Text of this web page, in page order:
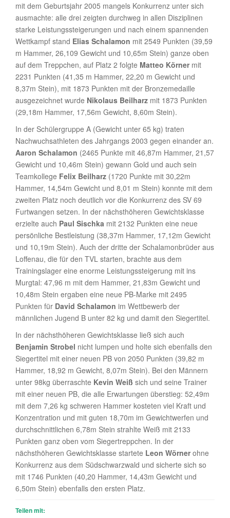
mit dem Geburtsjahr 2005 mangels Konkurrenz unter sich
ausmachte: alle drei zeigten durchweg in allen Disziplinen
starke Leistungssteigerungen und nach einem spannenden
Wettkampf stand Elias Schalamon mit 2549 Punkten (39,59
m Hammer, 26,109 Gewicht und 10,65m Stein) ganze oben
auf dem Treppchen, auf Platz 2 folgte Matteo Körnermit
2231 Punkten (41,35 m Hammer, 22,20 m Gewicht und
8,37m Stein), mit 1873 Punkten mit der Bronzemedaille
ausgezeichnet wurde Nikolaus Beilharz mit 1873 Punkten
(29,18m Hammer, 17,56m Gewicht, 8,60m Stein).
In der Schülergruppe A (Gewicht unter 65 kg) traten
Nachwuchsathleten des Jahrgangs 2003 gegen einander an.
Aaron Schalamon (2465 Punkte mit 46,87m Hammer, 21,57
Gewicht und 10,46m Stein) gewann Gold und auch sein
Teamkollege Felix Beilharz (1720 Punkte mit 30,22m
Hammer, 14,54m Gewicht und 8,01 m Stein) konnte mit dem
zweiten Platz noch deutlich vor die Konkurrenz des SV 69
Furtwangen setzen. In der nächsthöheren Gewichtsklasse
erzielte auch Paul Sischka mit 2132 Punkten eine neue
persönliche Bestleistung (38,37m Hammer, 17,12m Gewicht
und 10,19m Stein). Auch der dritte der Schalamonbrüder aus
Loffenau, die für den TVL starten, brachte aus dem
Trainingslager eine enorme Leistungssteigerung mit ins
Murgtal: 47,96 m mit dem Hammer, 21,83m Gewicht und
10,48m Stein ergaben eine neue PB-Marke mit 2495
Punkten für David Schalamon im Wettbewerb der
männlichen Jugend B unter 82 kg und damit den Siegertitel.
In der nächsthöheren Gewichtsklasse ließ sich auch
Benjamin Strobel nicht lumpen und holte sich ebenfalls den
Siegertitel mit einer neuen PB von 2050 Punkten (39,82 m
Hammer, 18,92 m Gewicht, 8,07m Stein). Bei den Männern
unter 98kg überraschte Kevin Weiß sich und seine Trainer
mit einer neuen PB, die alle Erwartungen überstieg: 52,49m
mit dem 7,26 kg schweren Hammer kosteten viel Kraft und
Konzentration und mit guten 18,70m im Gewichtwerfen und
durchschnittlichen 6,78m Stein strahlte Weiß mit 2133
Punkten ganz oben vom Siegertreppchen. In der
nächsthöheren Gewichtsklasse startete Leon Wörnerohne
Konkurrenz aus dem Südschwarzwald und sicherte sich so
mit 1746 Punkten (40,20 Hammer, 14,43m Gewicht und
6,50m Stein) ebenfalls den ersten Platz.
Teilen mit: